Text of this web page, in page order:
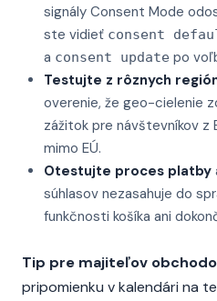
signály Consent Mode
ste vidieť consent
a consent update po
Testujte z rôznych
overenie, že geo-cielenie
zážitok pre návštevníkov z
mimo EÚ.
Otestujte proces platby
súhlasov nezasahuje do
funkčnosti košíka ani
Tip pre majiteľov
pripomienku v kalendári na